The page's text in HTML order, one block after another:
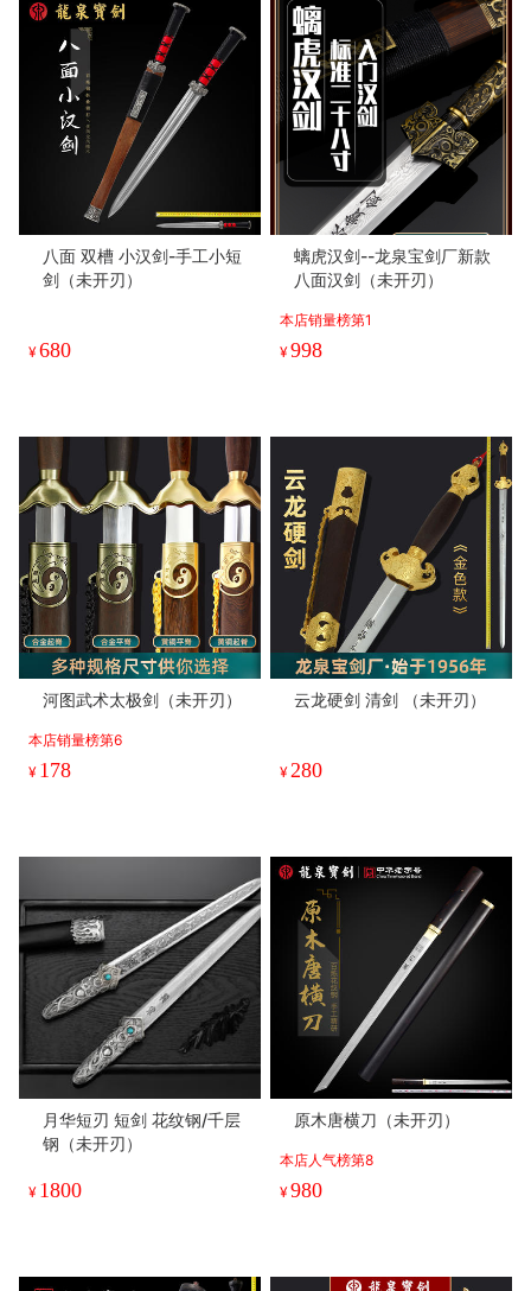
八面 双槽 小汉剑-手工小短
剑（未开刃）
¥680
螭虎汉剑--龙泉宝剑厂新款
八面汉剑（未开刃）
本店销量榜第1
¥998
河图武术太极剑（未开刃）
本店销量榜第6
¥ 178
云龙硬剑 清剑 （未开刃）
¥280
月华短刃 短剑 花纹钢/千层
钢（未开刃）
¥ 1800
原木唐横刀（未开刃）
本店人气榜第8
¥980